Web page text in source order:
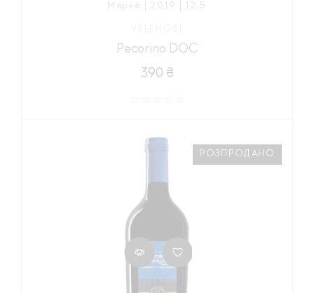
Марке | 2019 | 12,5
Pecorino DOC
390 ₴
РОЗПРОДАНО